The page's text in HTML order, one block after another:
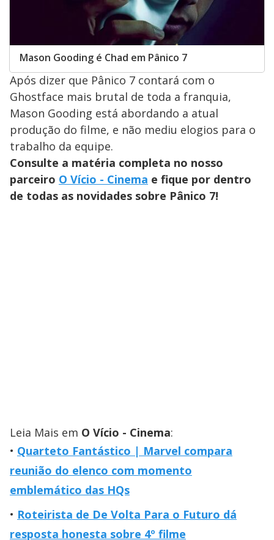
Mason Gooding é Chad em Pânico 7
Após dizer que Pânico 7 contará com o
Ghostface mais brutal de toda a franquia,
Mason Gooding está abordando a atual
produção do filme, e não mediu elogios para o
trabalho da equipe.
Consulte a matéria completa no nosso
parceiro O Vício - Cinema e fique por dentro
de todas as novidades sobre Pânico 7!
Leia Mais em O Vício - Cinema:
Quarteto Fantástico | Marvel compara
reunião do elenco com momento
emblemático das HQs
Roteirista de De Volta Para o Futuro dá
resposta honesta sobre 4º filme